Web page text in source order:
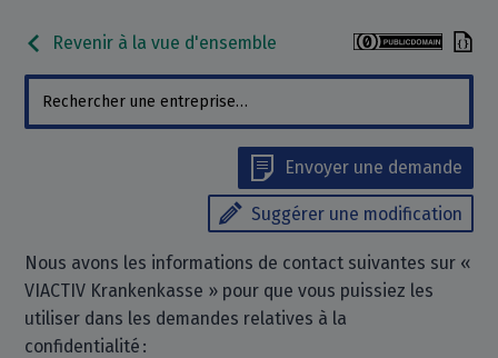
Revenir à la vue d'ensemble
Envoyer une demande
Suggérer une modification
Nous avons les informations de contact suivantes sur «
VIACTIV Krankenkasse » pour que vous puissiez les
utiliser dans les demandes relatives à la
confidentialité :